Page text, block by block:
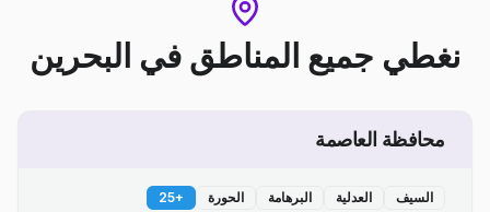
نغطي جميع المناطق في البحرين
محافظة العاصمة
السيف العدلية البرهامة الحورة +
25